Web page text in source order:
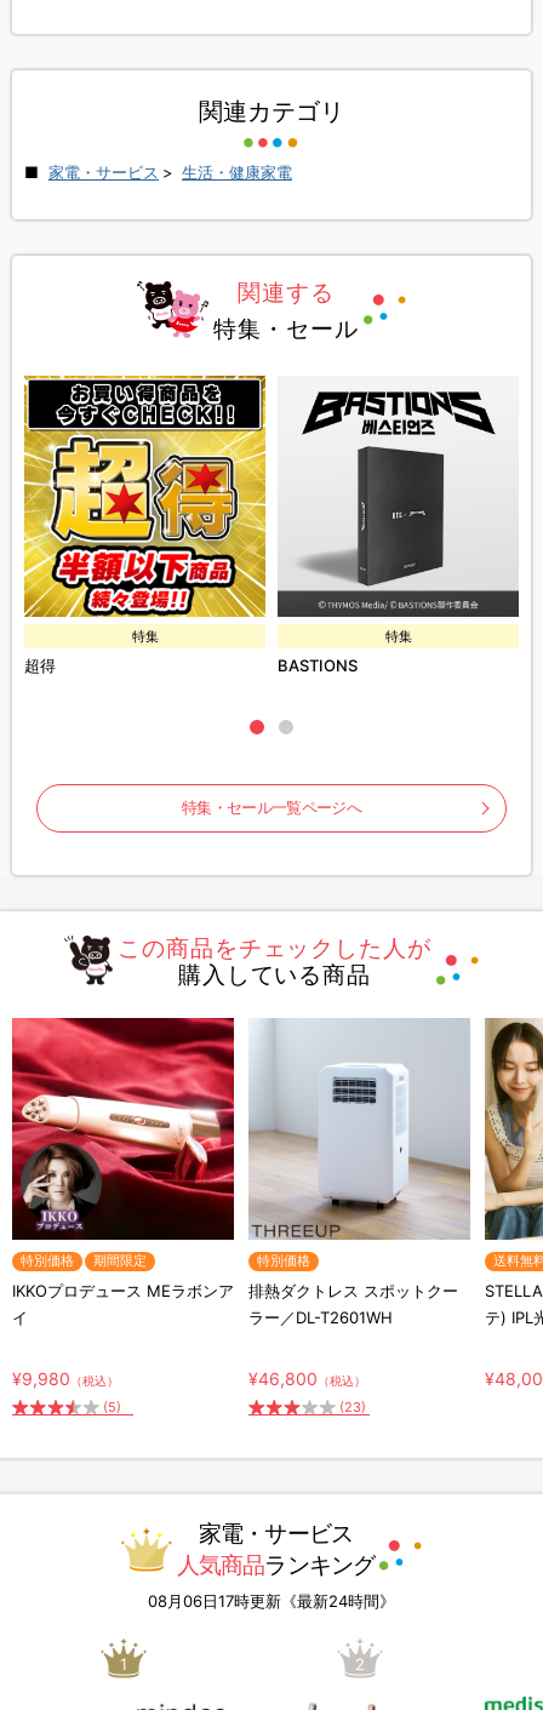
関連カテゴリ
家電・サービス > 生活・健康家電
関連する
特集・セール
特集
超得
特集
BASTIONS
特集・セール一覧ページへ
この商品をチェックした人が
購入している商品
特別価格 期間限定
IKKOプロデュース MEラボンア
イ
¥9,980 （税込）
(5)
特別価格
排熱ダクトレス スポットクー
ラー／DL-T2601WH
¥46,800 （税込）
(23)
送料無
テ) IPL
家電・サービス
人気商品ランキング
08月06日17時更新《最新24時間》
1 2